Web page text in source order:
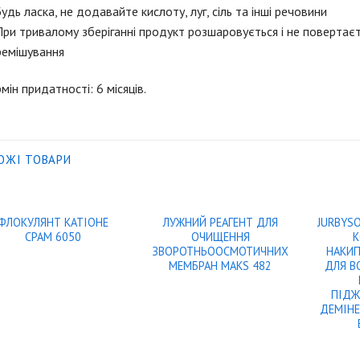
ласка, не додавайте кислоту, луг, сіль та інші речовини
тривалому зберіганні продукт розшаровується і не
придатності: 6 місяців.
ТОВАРИ
КАТІОНЕ
CPAM 6050
ЛУЖНИЙ РЕАГЕНТ ДЛЯ
ОЧИЩЕННЯ
ЗВОРОТНЬООСМОТИЧНИХ
МЕМБРАН MAKS 482
ДЛЯ